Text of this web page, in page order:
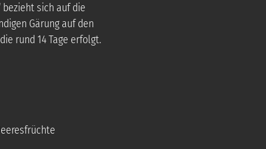
bezieht sich auf die
Gärung auf den
rund 14 Tage erfolgt.